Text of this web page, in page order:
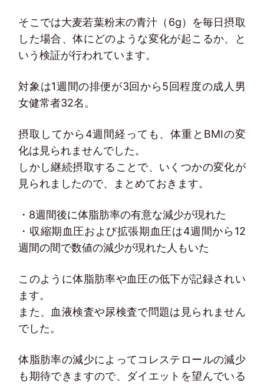
そこでは大麦若葉粉末の青汁（6g）を毎日摂取
した場合、体にどのような変化が起こるか、と
いう検証が行われています。
対象は1週間の排便が3回から5回程度の成人男
女健常者32名。
摂取してから4週間経っても、体重とBMIの変
化は見られませんでした。
しかし継続摂取することで、いくつかの変化が
見られましたので、まとめておきます。
・8週間後に体脂肪率の有意な減少が現れた
・収縮期血圧および拡張期血圧は4週間から12
週間の間で数値の減少が現れた人もいた
このように体脂肪率や血圧の低下が記録されい
ます。
また、血液検査や尿検査で問題は見られません
でした。
体脂肪率の減少によってコレステロールの減少
も期待できますので、ダイエットを望んでいる